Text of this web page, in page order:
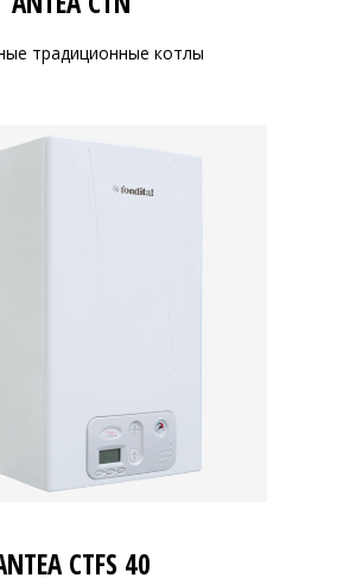
традиционные котлы
CTFS 40